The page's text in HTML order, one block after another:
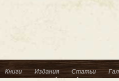
Книги Издания Статьи